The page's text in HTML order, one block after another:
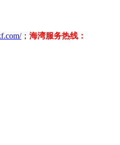
； 海湾服务热线：